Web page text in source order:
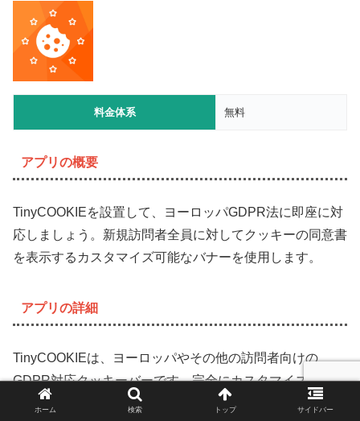
料金体系 無料
アプリの概要
TinyCOOKIEを設置して、ヨーロッパGDPR法に即座に対
応しましょう。新規訪問者全員に対してクッキーの同意書
を表示するカスタマイズ可能なバナーを使用します。
アプリの詳細
TinyCOOKIEは、ヨーロッパやその他の訪問者向けの
GDPR対応クッキーバーです。完全にカスタマイズ可能
で、翻訳可能なソリューションを提供します。このアプリ
ホーム 検索 トップ サイドバー